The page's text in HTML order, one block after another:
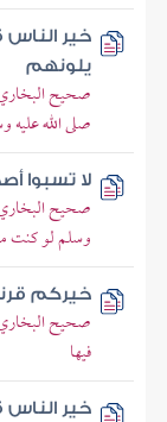
خير الناس
يلونهم
صحيح
صلى الله عليه
لا تسبوا
صحيح
وسلم لو كنت
خيركم
صحيح البخاري
فيها
خير الناس